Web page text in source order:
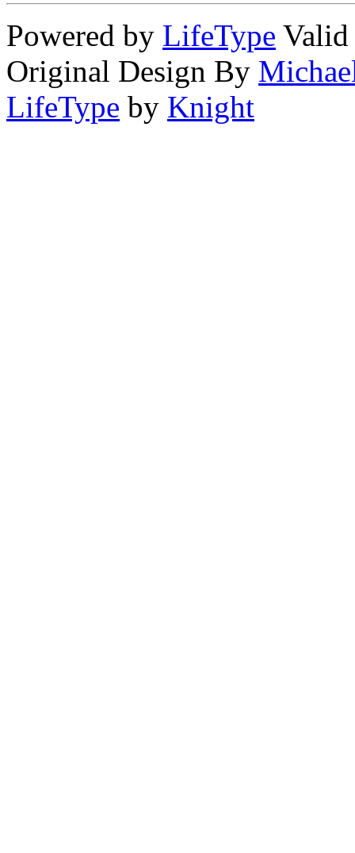
Powered by LifeType
Original Design By
LifeType by Knight